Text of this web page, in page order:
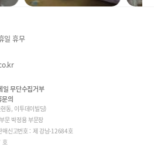
일 휴무
일 무단수집거부
의
동, 이투데이빌딩)
문 박정용 부문장
매신고번호 : 제 강남-12684호
호